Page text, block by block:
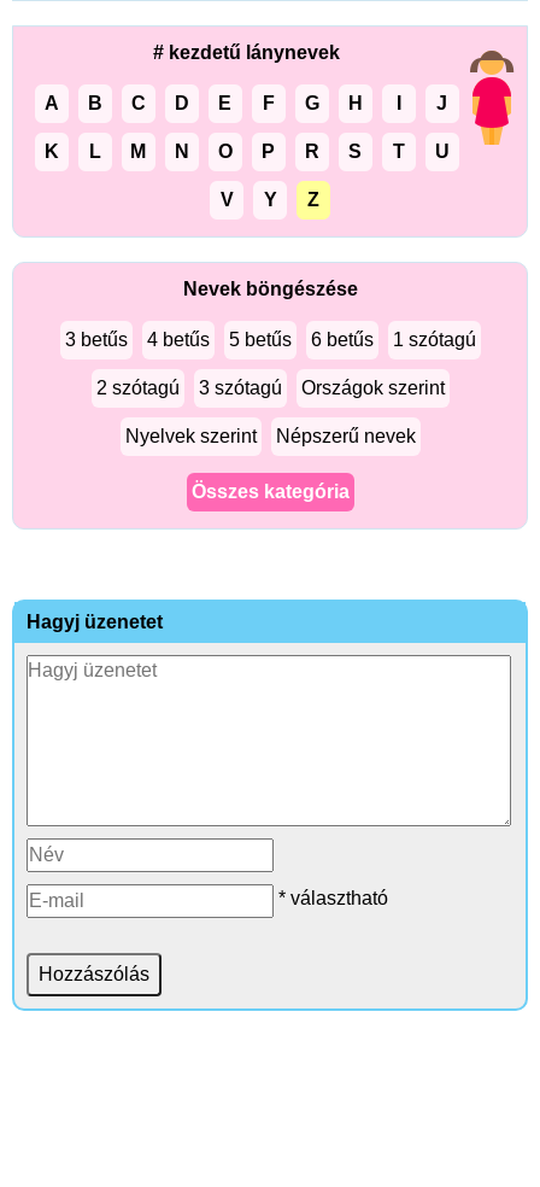
# kezdetű lánynevek
A B C D E F G H J
K L M N O P R S T U
V Y Z
Nevek böngészése
3 betűs 4 betűs 5 betűs 6 betűs 1 szótagú
2 szótagú 3 szótagú Országok szerint
Nyelvek szerint Népszerű nevek
Összes kategória
Hagyj üzenetet
* választható